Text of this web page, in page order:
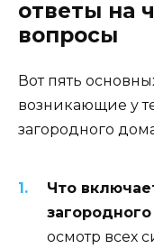
ответы на
вопросы
Вот пять
возникающие у
загородного
Что
осмотр всех